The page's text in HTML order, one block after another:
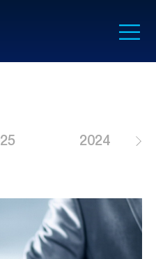
2024